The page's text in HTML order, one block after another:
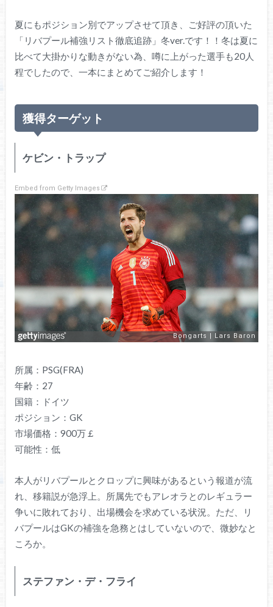
夏にもポジション別でアップさせて頂き、ご好評の頂いた
「リバプール補強リスト徹底追跡」冬ver.です！！冬は夏に
比べて大掛かりな動きがない為、噂に上がった選手も20人
程でしたので、一本にまとめてご紹介します！
獲得ターゲット
ケビン・トラップ
Embed from Getty Images
所属：PSG(FRA)
年齢：27
国籍：ドイツ
ポジション：GK
市場価格：900万￡
可能性：低
本人がリバプールとクロップに興味があるという報道が流
れ、移籍説が急浮上。所属先でもアレオラとのレギュラー
争いに敗れており、出場機会を求めている状況。ただ、リ
バプールはGKの補強を急務とはしていないので、微妙なと
ころか。
ステファン・デ・フライ